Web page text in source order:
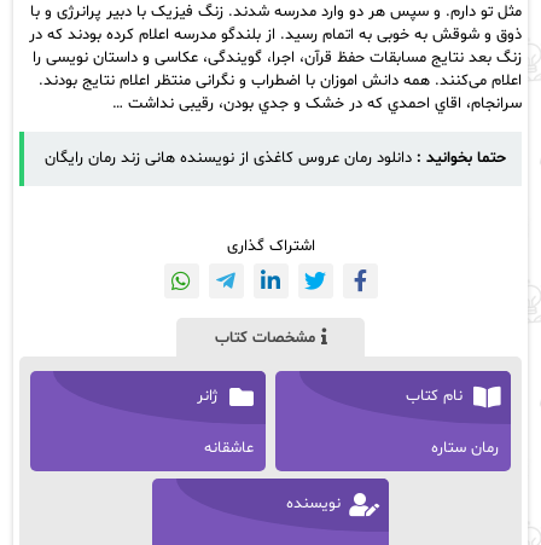
مثل تو دارم. و سپس هر دو وارد مدرسه شدند. زنگ فیزیک با دبیر پرانرژی و با
ذوق و شوقش به خوبی به اتمام رسید. از بلندگو مدرسه اعلام کرده بودند که در
زنگ بعد نتایج مسابقات حفظ قرآن، اجرا، گویندگی، عکاسی و داستان نویسی را
اعلام می‌کنند‌. همه دانش اموزان با اضطراب و نگرانی منتظر اعلام نتایج بودند.
سرانجام، اقاي احمدي که در خشک و جدي بودن، رقیبی نداشت …
حتما بخوانید : دانلود رمان عروس کاغذی از نویسنده هانی زند رمان رایگان
اشتراک گذاری
مشخصات کتاب
نام کتاب
رمان ستاره
ژانر
عاشقانه
نویسنده